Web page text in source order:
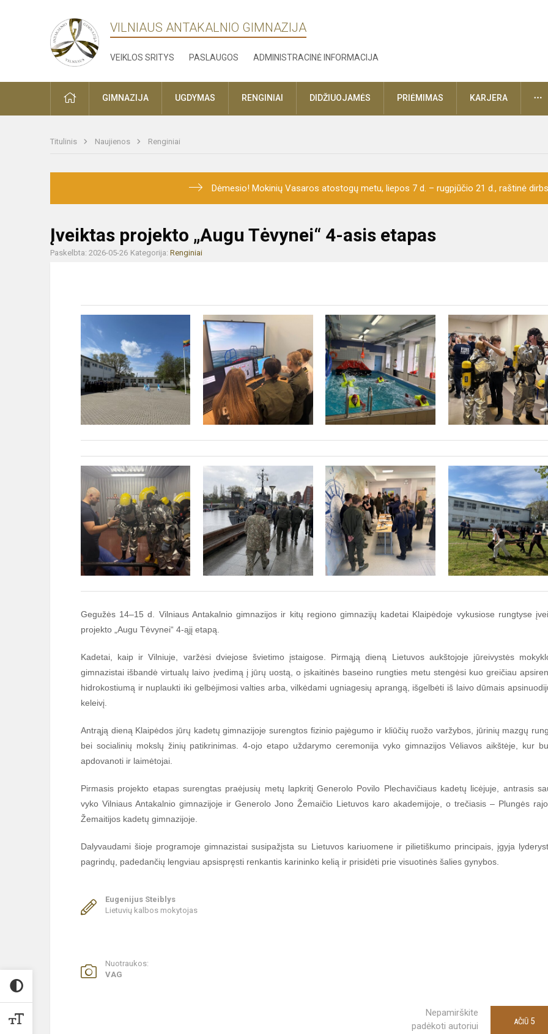
VILNIAUS ANTAKALNIO GIMNAZIJA
VEIKLOS SRITYS PASLAUGOS ADMINISTRACINĖ INFORMACIJA
PRADŽIAGIMNAZIJA UGDYMAS RENGINIAI DIDŽIUOJAMĖS PRIĖMIMAS KARJERA
Titulinis Naujienos Renginiai
Dėmesio! Mokinių Vasaros atostogų metu, liepos 7 d. – rugpjūčio 21 d., raštinė
Įveiktas projekto „Augu Tėvynei“ 4-asis etapas
Paskelbta: 2026-05-26 Kategorija: Renginiai
Gegužės 14–15 d. Vilniaus Antakalnio gimnazijos ir kitų regiono gimnazijų kadetai Klaipėdoje vykusiose rungtyse
projekto „Augu Tėvynei“ 4-ąjį etapą.
Kadetai, kaip ir Vilniuje, varžėsi dviejose švietimo įstaigose. Pirmąją dieną Lietuvos aukštojoje jūreivystės
gimnazistai išbandė virtualų laivo įvedimą į jūrų uostą, o įskaitinės baseino rungties metu stengėsi kuo greičiau
hidrokostiumą ir nuplaukti iki gelbėjimosi valties arba, vilkėdami ugniagesių aprangą, išgelbėti iš laivo dūmais
keleivį.
Antrąją dieną Klaipėdos jūrų kadetų gimnazijoje surengtos fizinio pajėgumo ir kliūčių ruožo varžybos, jūrinių mazgų
bei socialinių mokslų žinių patikrinimas. 4-ojo etapo uždarymo ceremonija vyko gimnazijos Vėliavos aikštėje, kur
apdovanoti ir laimėtojai.
Pirmasis projekto etapas surengtas praėjusių metų lapkritį Generolo Povilo Plechavičiaus kadetų licėjuje, antrasis
vyko Vilniaus Antakalnio gimnazijoje ir Generolo Jono Žemaičio Lietuvos karo akademijoje, o trečiasis – Plungės
Žemaitijos kadetų gimnazijoje.
Dalyvaudami šioje programoje gimnazistai susipažįsta su Lietuvos kariuomene ir pilietiškumo principais, įgyja
pagrindų, padedančių lengviau apsispręsti renkantis karininko kelią ir prisidėti prie visuotinės šalies gynybos.
Eugenijus Steiblys
Lietuvių kalbos mokytojas
Nuotraukos:
VAG
Nepamirškite
padėkoti autoriui
AČIŪ 5